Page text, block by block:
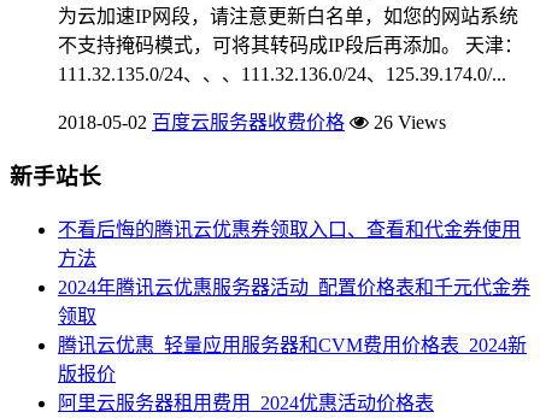
为云加速IP网段，请注意更新白名单，如您的网站系统
不支持掩码模式，可将其转码成IP段后再添加。 天津：
111.32.135.0/24、、、111.32.136.0/24、125.39.174.0/...
2018-05-02 百度云服务器收费价格 26 Views
新手站长
不看后悔的腾讯云优惠券领取入口、查看和代金券使用
方法
2024年腾讯云优惠服务器活动_配置价格表和千元代金券
领取
腾讯云优惠_轻量应用服务器和CVM费用价格表_2024新
版报价
阿里云服务器租用费用_2024优惠活动价格表